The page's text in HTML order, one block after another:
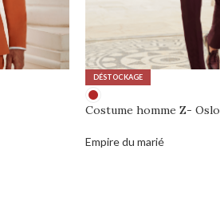
DÉSTOCKAGE
Costume homme Z- Oslo
Empire du marié